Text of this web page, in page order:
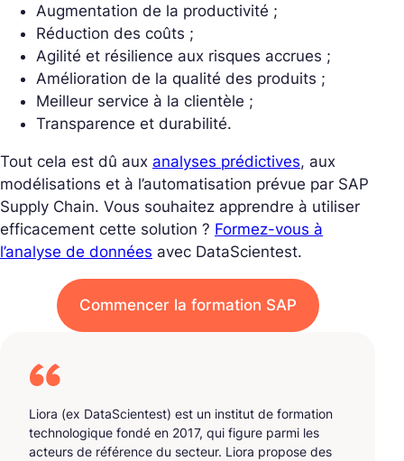
Augmentation de la productivité ;
Réduction des coûts ;
Agilité et résilience aux risques accrues ;
Amélioration de la qualité des produits ;
Meilleur service à la clientèle ;
Transparence et durabilité.
Tout cela est dû aux analyses prédictives, aux
modélisations et à l’automatisation prévue par SAP
Supply Chain. Vous souhaitez apprendre à utiliser
efficacement cette solution ? Formez-vous à
l’analyse de données avec DataScientest.
Commencer la formation SAP
Liora (ex DataScientest) est un institut de formation
technologique fondé en 2017, qui figure parmi les
acteurs de référence du secteur. Liora propose des